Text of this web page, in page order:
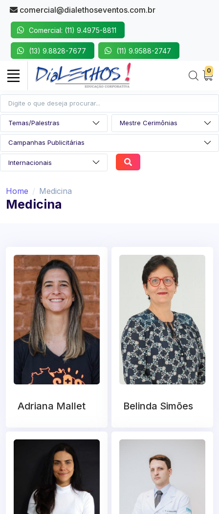
comercial@dialethoseventos.com.br
Comercial: (11) 9.4975-8811
(13) 9.8828-7677 (11) 9.9588-2747
0
Home Medicina
Medicina
Adriana Mallet Belinda Simões